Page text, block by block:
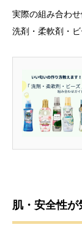
実際の組み合わせ
洗剤・柔軟剤・
肌・安全性